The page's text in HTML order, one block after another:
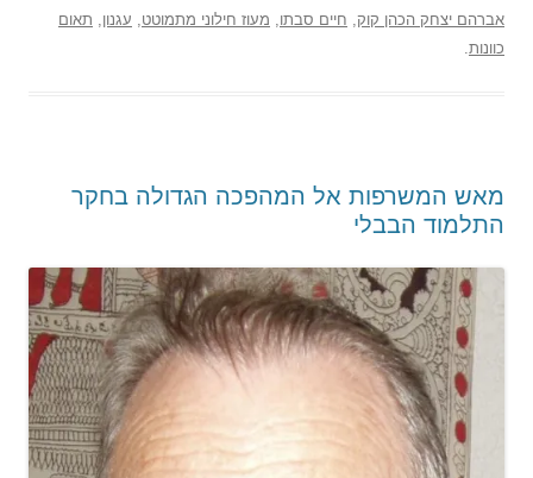
אברהם יצחק הכהן קוק, חיים סבתו, מעוז חילוני מתמוטט, עגנון, תאום
כוונות.
מאש המשרפות אל המהפכה הגדולה בחקר
התלמוד הבבלי